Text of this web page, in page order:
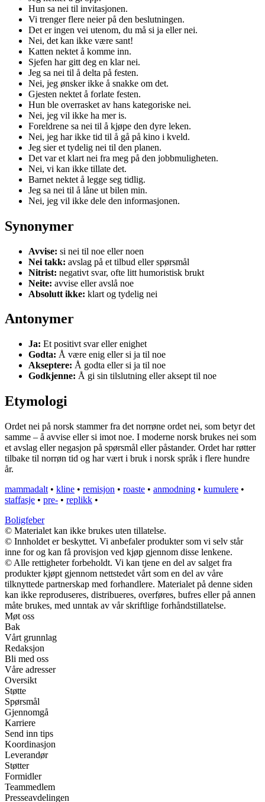
Hun sa nei til invitasjonen.
Vi trenger flere neier på den beslutningen.
Det er ingen vei utenom, du må si ja eller nei.
Nei, det kan ikke være sant!
Katten nektet å komme inn.
Sjefen har gitt deg en klar nei.
Jeg sa nei til å delta på festen.
Nei, jeg ønsker ikke å snakke om det.
Gjesten nektet å forlate festen.
Hun ble overrasket av hans kategoriske nei.
Nei, jeg vil ikke ha mer is.
Foreldrene sa nei til å kjøpe den dyre leken.
Nei, jeg har ikke tid til å gå på kino i kveld.
Jeg sier et tydelig nei til den planen.
Det var et klart nei fra meg på den jobbmuligheten.
Nei, vi kan ikke tillate det.
Barnet nektet å legge seg tidlig.
Jeg sa nei til å låne ut bilen min.
Nei, jeg vil ikke dele den informasjonen.
Synonymer
Avvise: si nei til noe eller noen
Nei takk: avslag på et tilbud eller spørsmål
Nitrist: negativt svar, ofte litt humoristisk brukt
Neite: avvise eller avslå noe
Absolutt ikke: klart og tydelig nei
Antonymer
Ja: Et positivt svar eller enighet
Godta: Å være enig eller si ja til noe
Akseptere: Å godta eller si ja til noe
Godkjenne: Å gi sin tilslutning eller aksept til noe
Etymologi
Ordet nei på norsk stammer fra det norrøne ordet nei, som betyr det
samme – å avvise eller si imot noe. I moderne norsk brukes nei som
et avslag eller negasjon på spørsmål eller påstander. Ordet har røtter
tilbake til norrøn tid og har vært i bruk i norsk språk i flere hundre
år.
mammadalt • kline • remisjon • roaste • anmodning • kumulere •
staffasje • pre- • replikk •
Boligfeber
© Materialet kan ikke brukes uten tillatelse.
© Innholdet er beskyttet. Vi anbefaler produkter som vi selv står
inne for og kan få provisjon ved kjøp gjennom disse lenkene.
© Alle rettigheter forbeholdt. Vi kan tjene en del av salget fra
produkter kjøpt gjennom nettstedet vårt som en del av våre
tilknyttede partnerskap med forhandlere. Materialet på denne siden
kan ikke reproduseres, distribueres, overføres, bufres eller på annen
måte brukes, med unntak av vår skriftlige forhåndstillatelse.
Møt oss
Bak
Vårt grunnlag
Redaksjon
Bli med oss
Våre adresser
Oversikt
Støtte
Spørsmål
Gjennomgå
Karriere
Send inn tips
Koordinasjon
Leverandør
Støtter
Formidler
Teammedlem
Presseavdelingen